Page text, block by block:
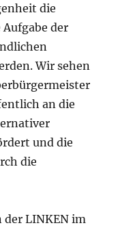
die
der
Wir sehen
an die
und die
die
LINKEN im